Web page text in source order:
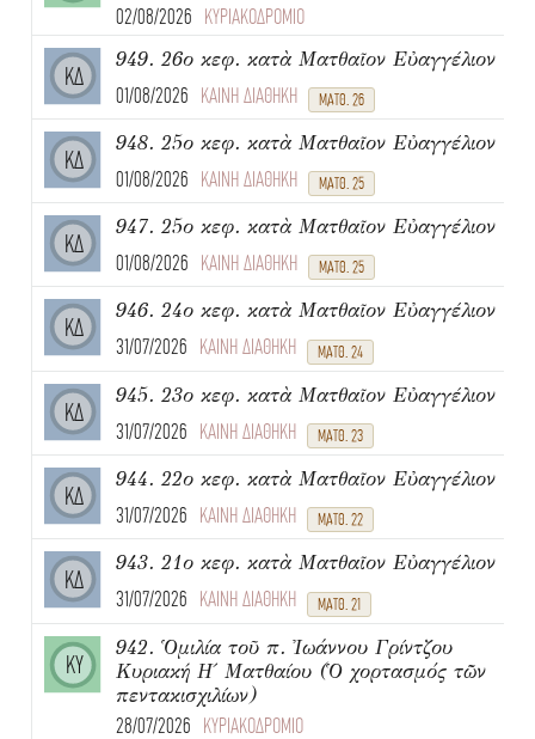
02/08/2026 ΚΥΡΙΑΚΟΔΡΟΜΙΟ
ΚΔ
949. 26ο κεφ. κατὰ Ματθαῖον Εὐαγγέλιον
01/08/2026 ΚΑΙΝΗ ΔΙΑΘΗΚΗ ΜΑΤΘ. 26
ΚΔ
948. 25ο κεφ. κατὰ Ματθαῖον Εὐαγγέλιον
01/08/2026 ΚΑΙΝΗ ΔΙΑΘΗΚΗ ΜΑΤΘ. 25
ΚΔ
947. 25ο κεφ. κατὰ Ματθαῖον Εὐαγγέλιον
01/08/2026 ΚΑΙΝΗ ΔΙΑΘΗΚΗ ΜΑΤΘ. 25
ΚΔ
946. 24ο κεφ. κατὰ Ματθαῖον Εὐαγγέλιον
31/07/2026 ΚΑΙΝΗ ΔΙΑΘΗΚΗ ΜΑΤΘ. 24
ΚΔ
945. 23ο κεφ. κατὰ Ματθαῖον Εὐαγγέλιον
31/07/2026 ΚΑΙΝΗ ΔΙΑΘΗΚΗ ΜΑΤΘ. 23
ΚΔ
944. 22ο κεφ. κατὰ Ματθαῖον Εὐαγγέλιον
31/07/2026 ΚΑΙΝΗ ΔΙΑΘΗΚΗ ΜΑΤΘ. 22
ΚΔ
943. 21ο κεφ. κατὰ Ματθαῖον Εὐαγγέλιον
31/07/2026 ΚΑΙΝΗ ΔΙΑΘΗΚΗ ΜΑΤΘ. 21
ΚΥ
942. Ὁμιλία τοῦ π. Ἰωάννου Γρίντζου
Κυριακή Η΄ Ματθαίου (Ὁ χορτασμός τῶν
πεντακισχιλίων)
28/07/2026 ΚΥΡΙΑΚΟΔΡΟΜΙΟ